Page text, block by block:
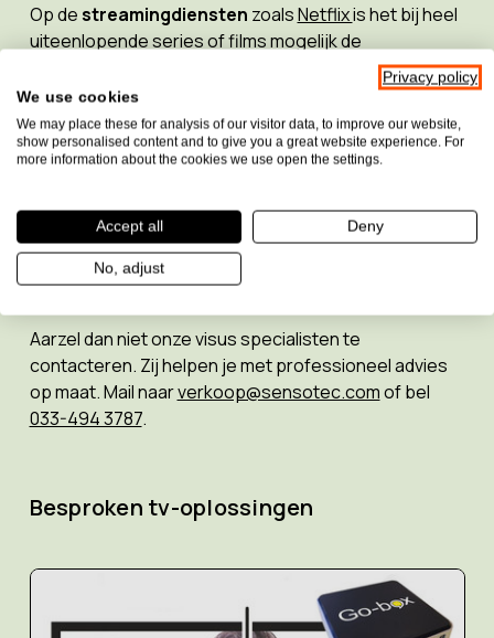
Op destreamingdiensten zoalsNetflixis het bij heel
uiteenlopende series of films mogelijk de
Frans of
Engels. Ga hiervoor naar de taalopties.
Meer uitleg
vind je hier.
Je leest het, genieten van een leuk, interessant of
Heb je nog vragen?
Aarzel dan niet onze visus specialisten te
contacteren. Zij helpen je met professioneel advies
op maat. Mail naarverkoop@sensotec.comof bel
033-494 3787.
Besproken tv-oplossingen
Privacy policy
We use cookies
We may place these for analysis of our visitor data, to improve our website,
show personalised content and to give you a great website experience. For
more information about the cookies we use open the settings.
Accept all Deny
No, adjust